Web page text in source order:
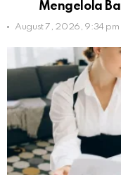
Mengelola
August 7, 2026, 9:34 pm